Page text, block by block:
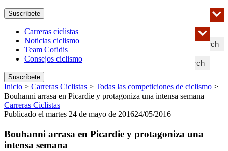
Search
Suscríbete
Search
Carreras ciclistas
Noticias ciclismo
Team Cofidis
Consejos ciclismo
Suscríbete
Inicio > Carreras Ciclistas > Todas las competiciones de ciclismo >
Bouhanni arrasa en Picardie y protagoniza una intensa semana
Carreras Ciclistas
Publicado el martes 24 de mayo de 201624/05/2016
Bouhanni arrasa en Picardie y protagoniza una
intensa semana